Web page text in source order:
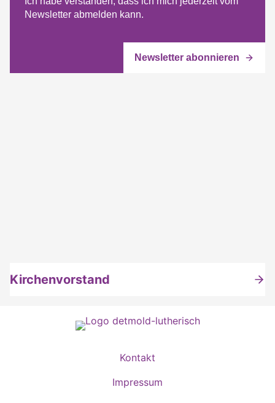
Newsletter abmelden kann.
Kirchenvorstand
Kontakt
Impressum